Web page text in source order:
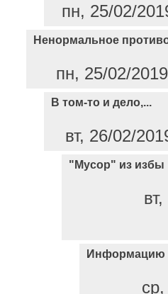
пн, 25/02/
Ненормальное
пн, 25/02/
В том-то и дело,...
вт, 26/02/
"Мусор" из избы
Информацию